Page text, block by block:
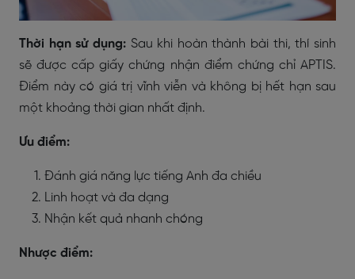
Thời hạn sử dụng:Sau khi hoàn thành bài thi, thí sinh
sẽ được cấp giấy chứng nhận điểm chứng chỉ APTIS.
Điểm này có giá trị vĩnh viễn và không bị hết hạn sau
một khoảng thời gian nhất định.
Ưu điểm:
Đánh giá năng lực tiếng Anh đa chiều
Linh hoạt và đa dạng
Nhận kết quả nhanh chóng
Nhược điểm: